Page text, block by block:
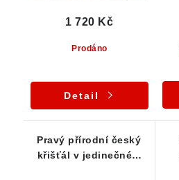
Prodáno
1 720 Kč
Detail
Pravý přírodní český
křišťál v jedinečném